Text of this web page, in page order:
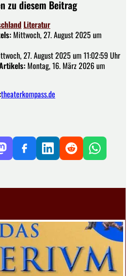
zu diesem Beitrag
Literatur
Mittwoch, 27. August 2025 um
27. August 2025 um 11:02:59 Uhr
Montag, 16. März 2026 um
theaterkompass.de